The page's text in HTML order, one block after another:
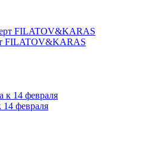
FILATOV&KARAS
февраля